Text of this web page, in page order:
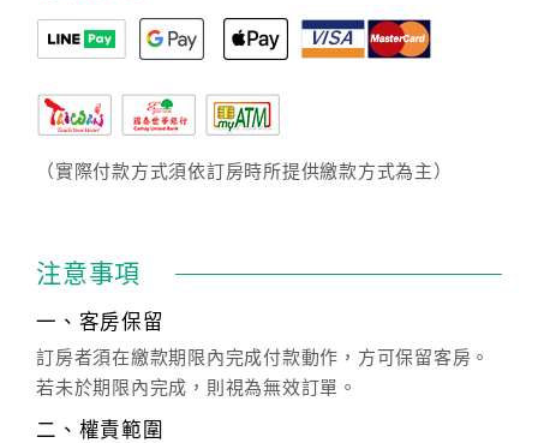
（實際付款方式須依訂房時所提供繳款方式為主）
注意事項
一、客房保留
訂房者須在繳款期限內完成付款動作，方可保留客房。
若未於期限內完成，則視為無效訂單。
二、權責範圍